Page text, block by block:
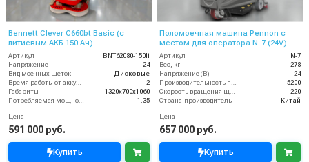
Bennett Clever C660bt Basic (с
литиевым АКБ 150 Ач)
Артикул
BNT62080-150li
Напряжение
24
Вид моечных щеток
Дисковые
Время работы от аккумуляторов (ч)
2
Габариты
1320х700х1060
1.35
Цена
591 000 руб.
Купить
Поломоечная машина Pennon с
местом для оператора N-7 (24V)
Артикул
N-7
Вес, кг
278
Напряжение (В)
24
5200
220
Страна-производитель
Китай
Цена
657 000 руб.
Купить